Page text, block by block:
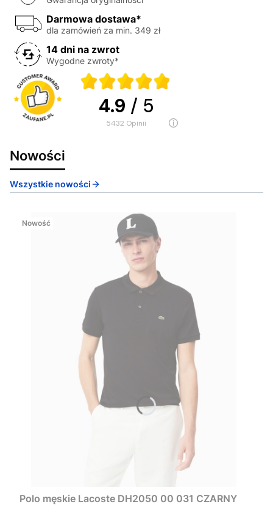
Darmowa dostawa*
dla zamówień za min. 349 zł
14 dni na zwrot
Wygodne zwroty*
4.9 / 5
5432 opinii
Nowości
Wszystkie nowości
Nowość
Polo męskie Lacoste DH2050 00 031 CZARNY